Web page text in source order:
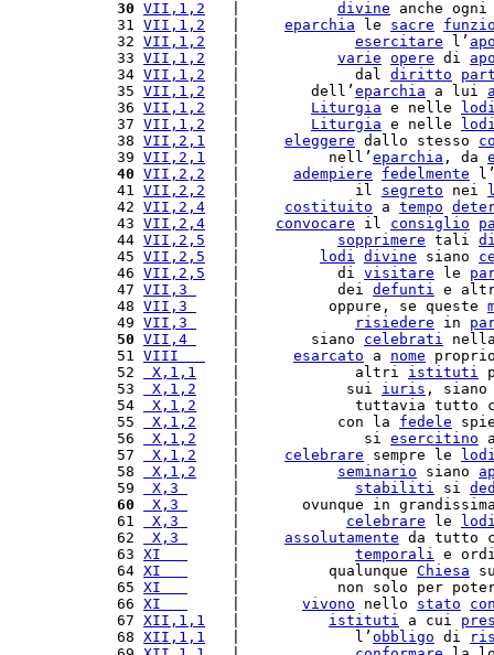
30 VII,1,2 divine anche
31 VII,1,2 eparchia le sacre
32 VII,1,2 esercitare l’
33 VII,1,2 varie opere di
34 VII,1,2
   |             dal
diritto
35 VII,1,2
   |        dell’
eparchia a lui
36 VII,1,2 Liturgia e nelle
37 VII,1,2 Liturgia e nelle
38 VII,2,1 eleggere dallo stesso
39 VII,2,1
   |          nell’
eparchia , da
40 VII,2,2 adempiere fedelmente
41 VII,2,2
   |             il
segreto nei
42 VII,2,4 costituito a tempo
43 VII,2,4 convocare il consiglio
44 VII,2,5 sopprimere tali
45 VII,2,5 lodi divine siano
46 VII,2,5
   |           di
visitare le
47 VII,3
    |           dei
defunti e
48 VII,3
    |          oppure, se queste
49 VII,3 risiedere in
50 VII,4
    |        siano
celebrati
51 VIII esarcato a nome
52
X,1,1
    |             altri
istituti
53
X,1,2
    |            sui
iuris ,
54
X,1,2
|             tuttavia tutto
55
X,1,2
    |           con la
fedele
56
X,1,2
    |              si
esercitino
57
X,1,2 celebrare sempre le
58
X,1,2 seminario siano
59
X,3 stabiliti si
60
X,3
|       ovunque in
61
X,3 celebrare le
62
X,3 assolutamente da tutto
63 XI temporali e
64 XI
     |          qualunque
Chiesa
65 XI
|           non solo per
66 XI vivono nello stato
67 XII,1,1 istituti a cui
68 XII,1,1
   |             l’
obbligo di